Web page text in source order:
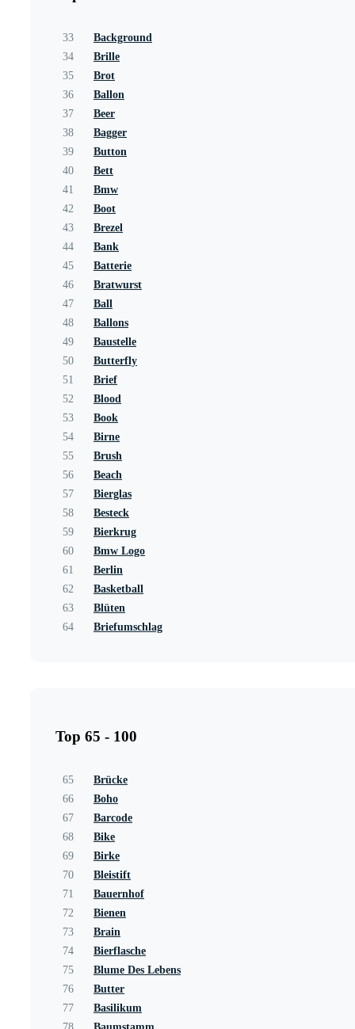
33
Background
34
Brille
35
Brot
36
Ballon
37
Beer
38
Bagger
39
Button
40
Bett
41
Bmw
42
Boot
43
Brezel
44
Bank
45
Batterie
46
Bratwurst
47
Ball
48
Ballons
49
Baustelle
50
Butterfly
51
Brief
52
Blood
53
Book
54
Birne
55
Brush
56
Beach
57
Bierglas
58
Besteck
59
Bierkrug
60
Bmw Logo
61
Berlin
62
Basketball
63
Blüten
64
Briefumschlag
Top 65 - 100
65
Brücke
66
Boho
67
Barcode
68
Bike
69
Birke
70
Bleistift
71
Bauernhof
72
Bienen
73
Brain
74
Bierflasche
75
Blume Des Lebens
76
Butter
77
Basilikum